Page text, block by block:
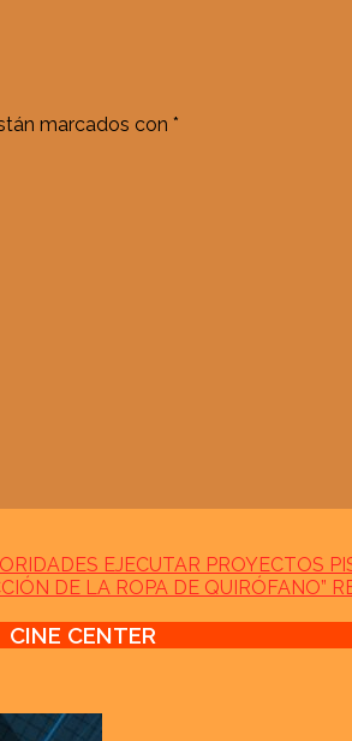
marcados con *
EJECUTAR PROYECTOS
DE LA ROPA DE QUIRÓFANO”
CINE CENTER